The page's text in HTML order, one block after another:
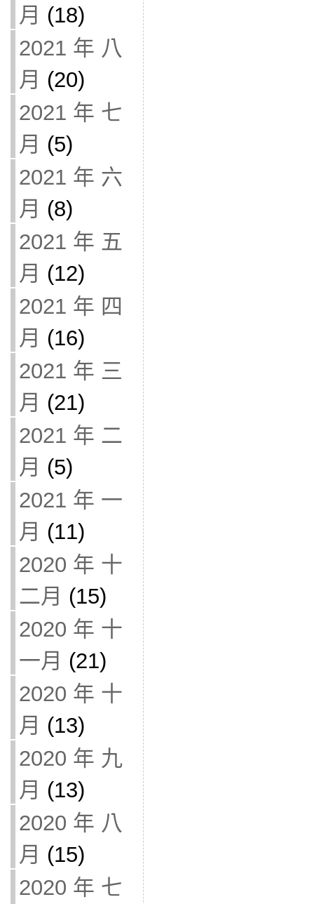
月 (18)
2021 年 八
月 (20)
2021 年 七
月 (5)
2021 年 六
月 (8)
2021 年 五
月 (12)
2021 年 四
月 (16)
2021 年 三
月 (21)
2021 年 二
月 (5)
2021 年 一
月 (11)
2020 年 十
二月 (15)
2020 年 十
一月 (21)
2020 年 十
月 (13)
2020 年 九
月 (13)
2020 年 八
月 (15)
2020 年 七